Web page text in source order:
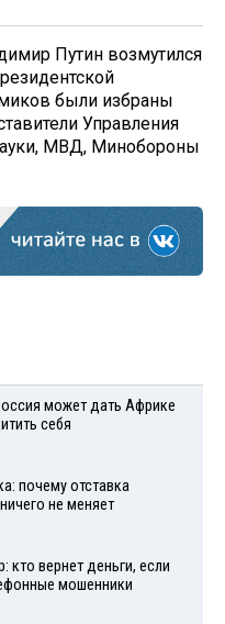
Путин возмутился
были избраны
Управления
МВД, Минобороны
может дать Африке
себя
почему отставка
не меняет
кто вернет деньги, если
мошенники